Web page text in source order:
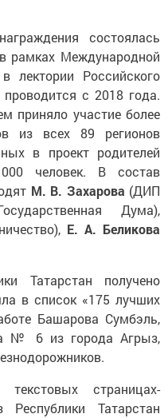
состоялась
рамках Международной
лектории Российского
с 2018 года.
приняло участие более
из всех 89 регионов
в проект родителей
человек. В состав
М. В. Захарова (ДИП
Дума),
Е. А. Беликова
Татарстан получено
в список «175 лучших
Башарова Сумбэль,
№ 6 из города Агрыз,
страницах-
Республики Татарстан